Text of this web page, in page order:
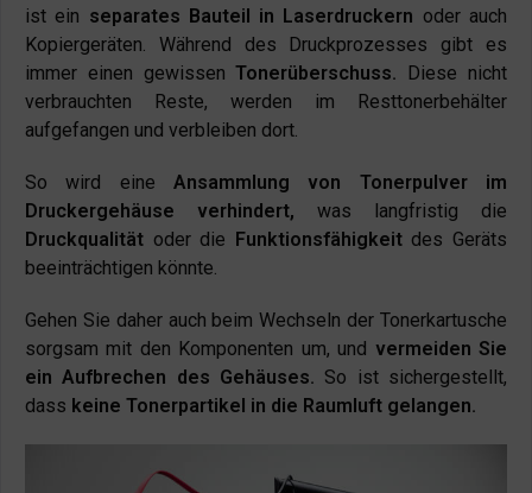
ist ein separates Bauteil in Laserdruckern oder auch
Kopiergeräten. Während des Druckprozesses gibt es
immer einen gewissenTonerüberschuss. Diese nicht
verbrauchten Reste, werden im Resttonerbehälter
aufgefangen und verbleiben dort.
So wird eine Ansammlung von Tonerpulver im
Druckergehäuse verhindert, was langfristig die
Druckqualität oder die Funktionsfähigkeit des Geräts
beeinträchtigen könnte.
Gehen Sie daher auch beim Wechseln der Tonerkartusche
sorgsam mit den Komponenten um, und vermeiden Sie
ein Aufbrechen des Gehäuses. So ist sichergestellt,
dass keine Tonerpartikel in die Raumluft gelangen.